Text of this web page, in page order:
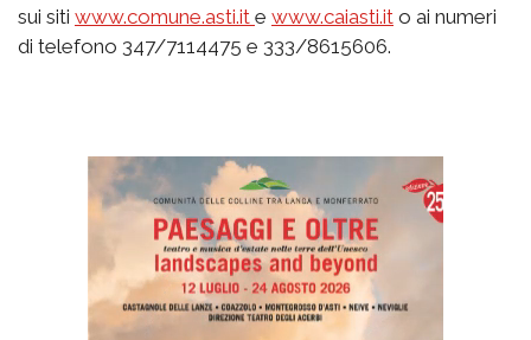
sui siti www.comune.asti.it e www.caiasti.it o ai numeri
di telefono 347/7114475 e 333/8615606.